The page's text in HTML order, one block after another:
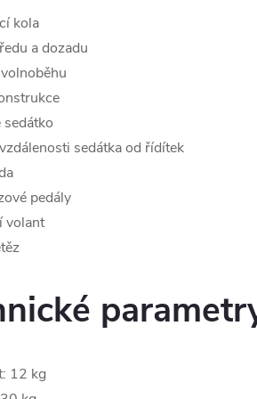
kola
a dozadu
sedátka od řídítek
pedály
volant
12 kg